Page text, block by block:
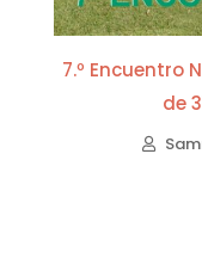
7.º Encuentro
de